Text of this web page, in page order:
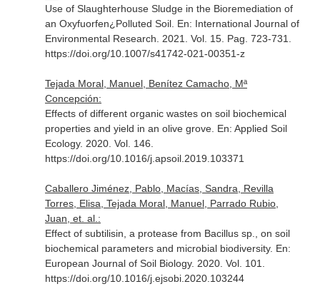
Use of Slaughterhouse Sludge in the Bioremediation of
an Oxyfuorfen¿Polluted Soil. En: International Journal of
Environmental Research . 2021. Vol. 15. Pag. 723-731.
https://doi.org/10.1007/s41742-021-00351-z
Tejada Moral, Manuel, Benítez Camacho, Mª
Concepción:
Effects of different organic wastes on soil biochemical
properties and yield in an olive grove. En: Applied Soil
Ecology. 2020. Vol. 146.
https://doi.org/10.1016/j.apsoil.2019.103371
Caballero Jiménez, Pablo, Macías, Sandra, Revilla
Torres, Elisa, Tejada Moral, Manuel, Parrado Rubio,
Juan, et. al.:
Effect of subtilisin, a protease from Bacillus sp., on soil
biochemical parameters and microbial biodiversity. En:
European Journal of Soil Biology. 2020. Vol. 101.
https://doi.org/10.1016/j.ejsobi.2020.103244